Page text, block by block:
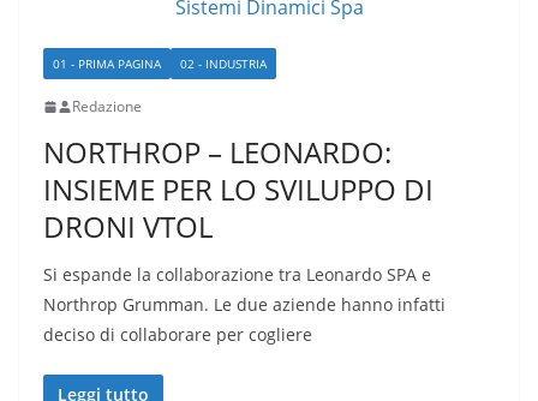
01 - PRIMA PAGINA 02 - INDUSTRIA
Redazione
NORTHROP – LEONARDO:
INSIEME PER LO SVILUPPO DI
DRONI VTOL
Si espande la collaborazione tra Leonardo SPA e
Northrop Grumman. Le due aziende hanno infatti
deciso di collaborare per cogliere
Leggi tutto